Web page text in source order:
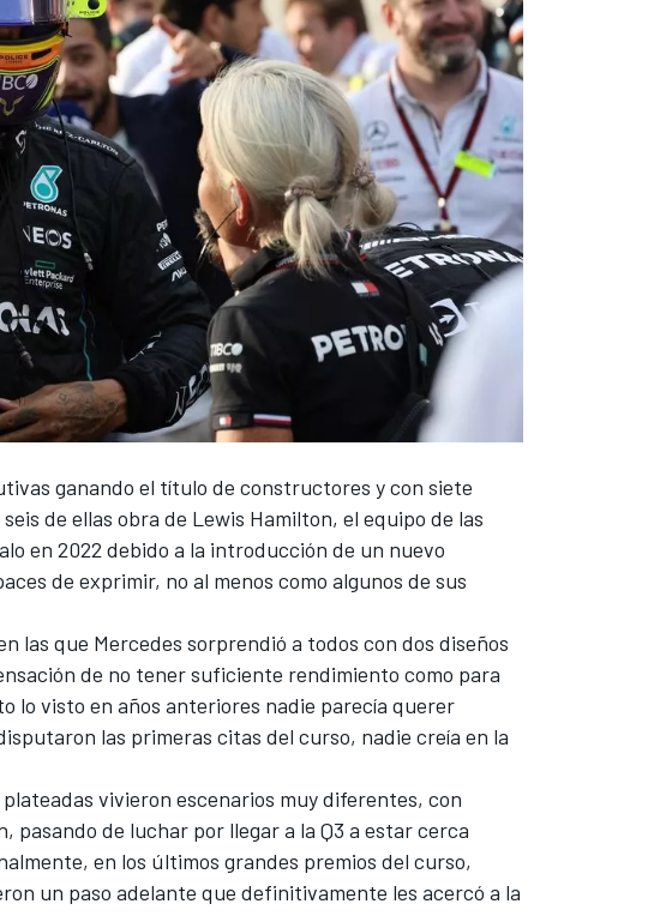
ganando el título de constructores y con siete
de ellas obra de Lewis Hamilton, el equipo de las
en 2022 debido a la introducción de un nuevo
de exprimir, no al menos como algunos de sus
las que Mercedes sorprendió a todos con dos diseños
de no tener suficiente rendimiento como para
lo visto en años anteriores nadie parecía querer
las primeras citas del curso, nadie creía en la
vivieron escenarios muy diferentes, con
pasando de luchar por llegar a la Q3 a estar cerca
en los últimos grandes premios del curso,
un paso adelante que definitivamente les acercó a la